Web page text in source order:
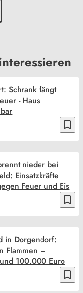
bookmark_border
Schrank fängt
- Haus
bookmark_border
nieder bei
Einsatzkräfte
Feuer und Eis
bookmark_border
in Dorgendorf:
Flammen –
100.000 Euro